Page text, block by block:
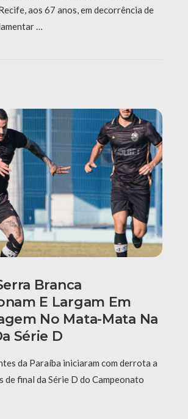
aos 67 anos, em decorrência de
…
Branca
E Largam Em
No Mata-Mata Na
Série D
da Paraíba iniciaram com derrota a
de final da Série D do Campeonato